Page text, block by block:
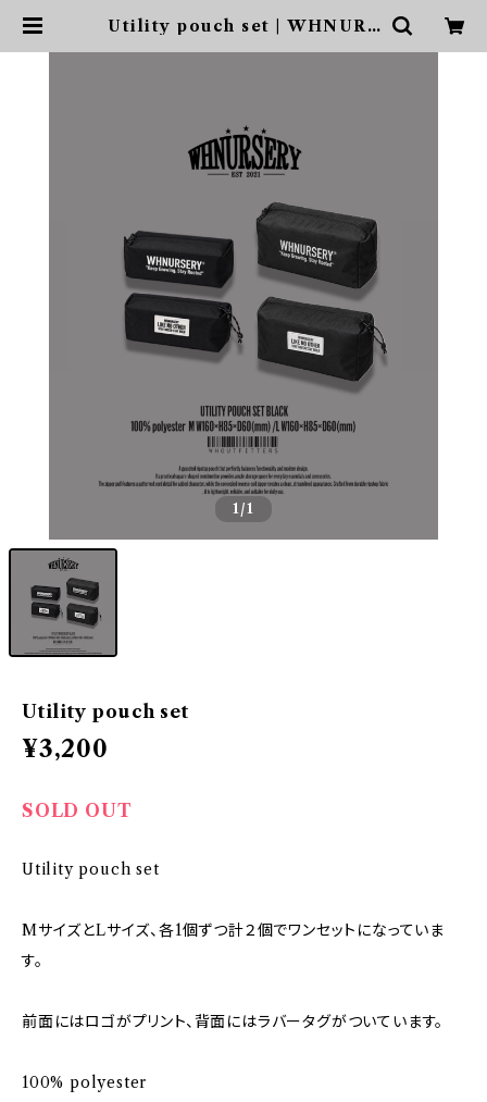
Utility pouch set | WHNURS
1/1
Utility pouch set
¥3,200
SOLD OUT
Utility pouch set
MサイズとLサイズ、各1個ずつ計２個でワンセットになっていま
す。
前面にはロゴがプリント、背面にはラバータグがついています。
100% polyester